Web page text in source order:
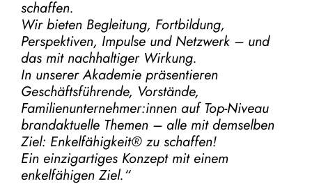
schaffen.
Wir bieten Begleitung, Fortbildung,
Perspektiven, Impulse und Netzwerk – und
das mit nachhaltiger Wirkung.
In unserer Akademie präsentieren
Geschäftsführende, Vorstände,
Familienunternehmer:innen auf Top-Niveau
brandaktuelle Themen – alle mit demselben
Ziel: Enkelfähigkeit® zu schaffen!
Ein einzigartiges Konzept mit einem
enkelfähigen Ziel.“